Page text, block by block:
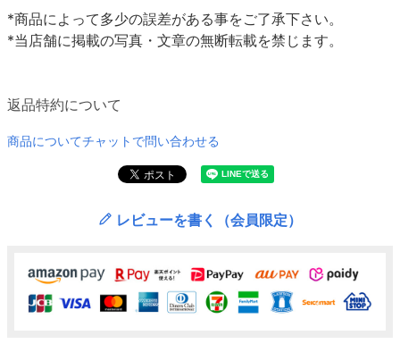
*商品によって多少の誤差がある事をご了承下さい。
*当店舗に掲載の写真・文章の無断転載を禁じます。
返品特約について
商品についてチャットで問い合わせる
レビューを書く（会員限定）